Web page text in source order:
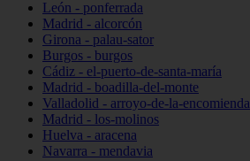
León - ponferrada
Madrid - alcorcón
Girona - palau-sator
Burgos - burgos
Cádiz - el-puerto-de-santa-maría
Madrid - boadilla-del-monte
Valladolid - arroyo-de-la-encomienda
Madrid - los-molinos
Huelva - aracena
Navarra - mendavia